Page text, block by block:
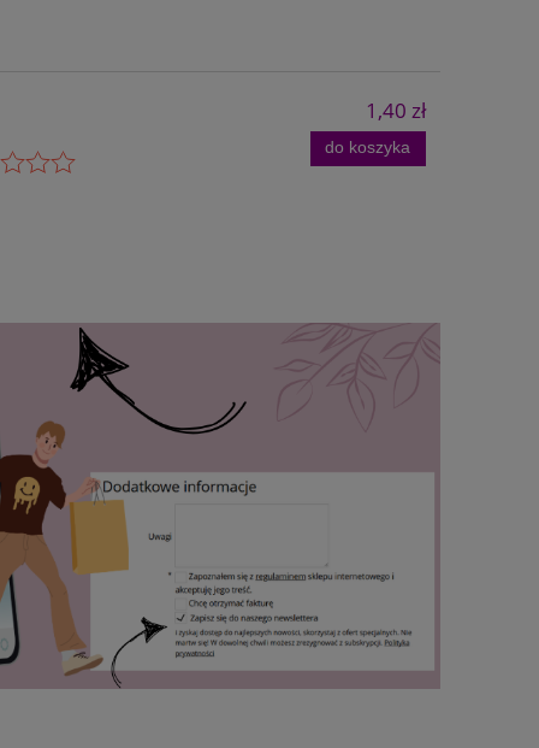
1,40 zł
do koszyka